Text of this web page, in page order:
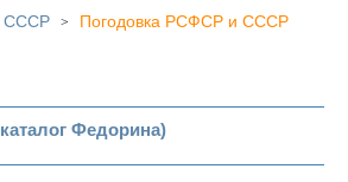
СССР > Погодовка РСФСР и СССР
Федорина)